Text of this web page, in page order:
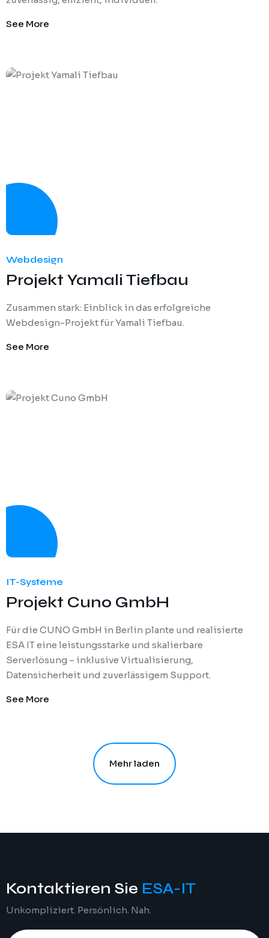
See More
Webdesign
Projekt Yamali Tiefbau
Zusammen stark: Einblick in das erfolgreiche
Webdesign-Projekt für Yamali Tiefbau.
See More
IT-Systeme
Projekt Cuno GmbH
Für die CUNO GmbH in Berlin plante und realisierte
ESA IT eine leistungsstarke und skalierbare
Serverlösung – inklusive Virtualisierung,
Datensicherheit und zuverlässigem Support.
See More
Mehr laden
Kontaktieren Sie ESA-IT
Unkompliziert. Persönlich. Nah.